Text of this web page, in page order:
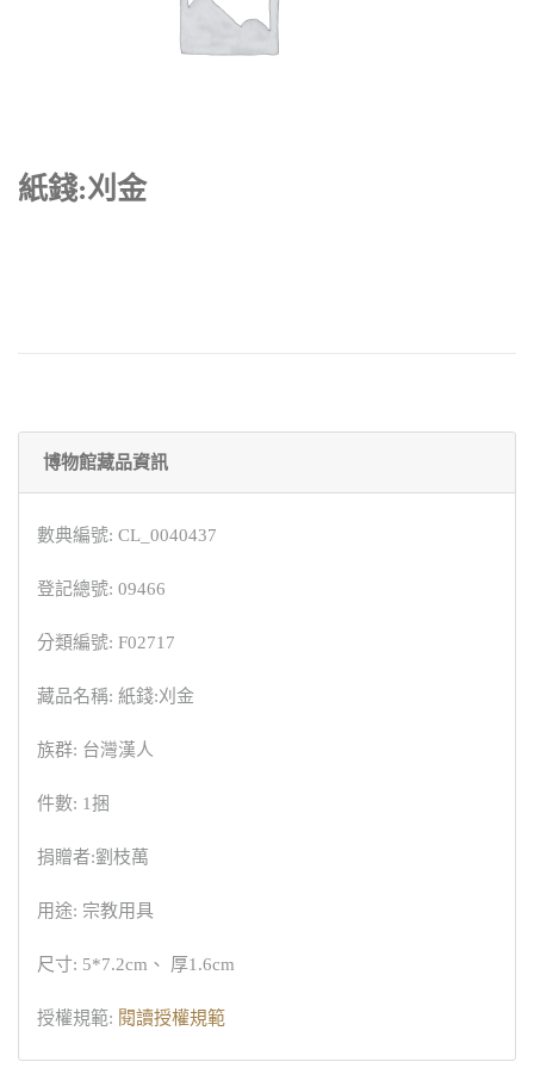
紙錢:刈金
博物館藏品資訊
數典編號: CL_0040437
登記總號: 09466
分類編號: F02717
藏品名稱: 紙錢:刈金
族群: 台灣漢人
件數: 1捆
捐贈者:劉枝萬
用途: 宗教用具
尺寸: 5*7.2cm、 厚1.6cm
授權規範: 閱讀授權規範